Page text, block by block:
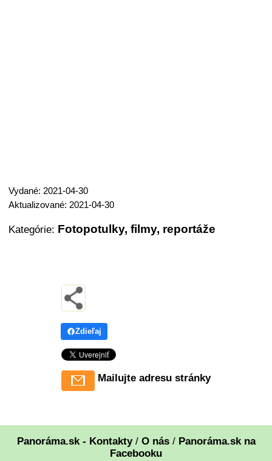
Vydané: 2021-04-30
Aktualizované: 2021-04-30
Kategórie: Fotopotulky, filmy, reportáže
Zdieľaj
Mailujte adresu stránky
Panoráma.sk - Kontakty/ O nás/ Panoráma.sk na
Facebooku